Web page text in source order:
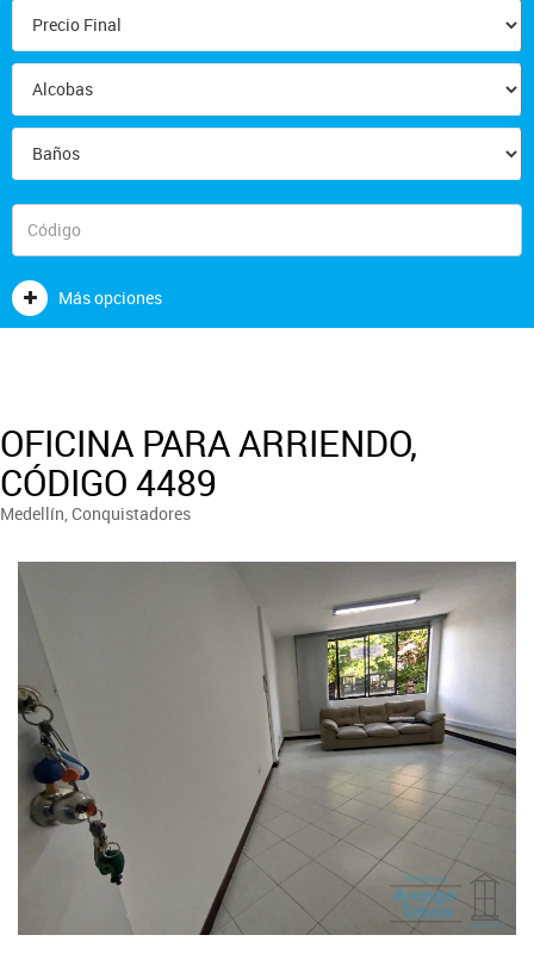
Más opciones
OFICINA PARA ARRIENDO,
CÓDIGO 4489
Medellín, Conquistadores